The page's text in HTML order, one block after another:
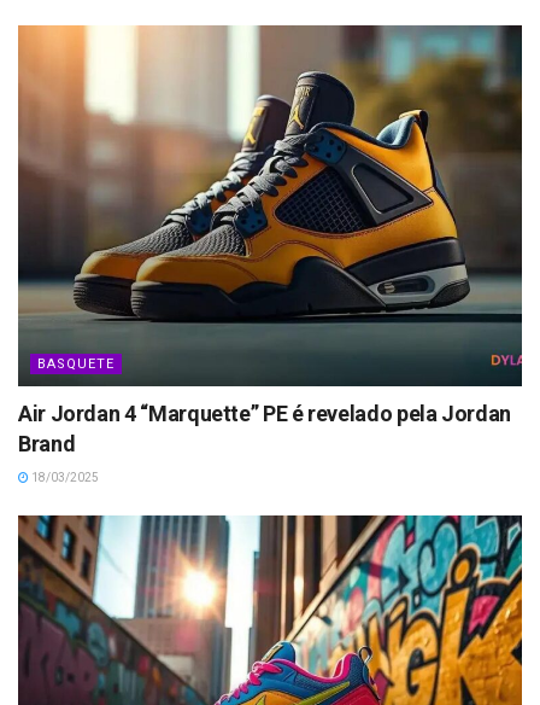
BASQUETE
Air Jordan 4 “Marquette” PE é revelado pela Jordan
Brand
18/03/2025